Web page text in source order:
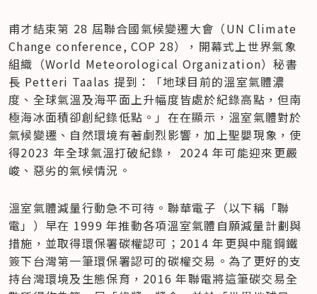
甫才結束第 28 屆聯合國氣候變遷大會（UN Climate
Change conference, COP 28），開幕式上世界氣象
組織（World Meteorological Organization）秘書
長 Petteri Taalas 提到：「地球目前的溫室氣體濃
度、全球氣溫及海平面上升幅度皆處於紀錄高點，但南
極海冰面積卻創紀錄低點。」在在顯示，溫室氣體對於
氣候變遷、自然環境有著劇烈影響，加上聖嬰現象，使
得2023 年全球氣溫打破紀錄， 2024 年可能迎來更嚴
峻、惡劣的氣候情況。
溫室氣體減量行動急不可待。聯華電子（以下稱「聯
電」）早在 1999 年推動各項溫室氣體自願減量計劃與
措施，並取得環保署碳權認可；2014 年更與中龍鋼鐵
簽下台灣第一筆環保署認可的碳權交易。為了更好的支
持台灣環境及生態保育，2016 年聯電將這筆碳交易全